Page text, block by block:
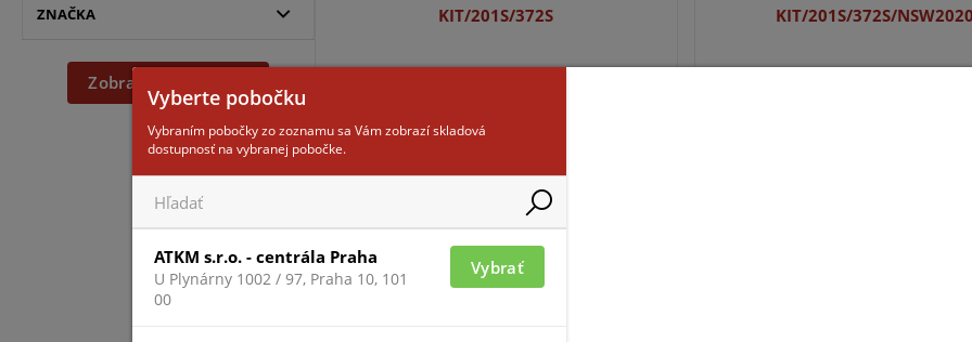
ZNAČKA
Zobraziť podľa filtra
KIT/201S/372S
Pre zobrazenie informácií je nutné byť
prihlásený
KIT/201S/372S/
Vyberte pobočku
Vybraním pobočky zo zoznamu sa Vám zobrazí skladová
dostupnosť na vybranej pobočke.
ATKM s.r.o. - centrála Praha
U Plynárny 1002 / 97, Praha 10, 101
00
Vybrať